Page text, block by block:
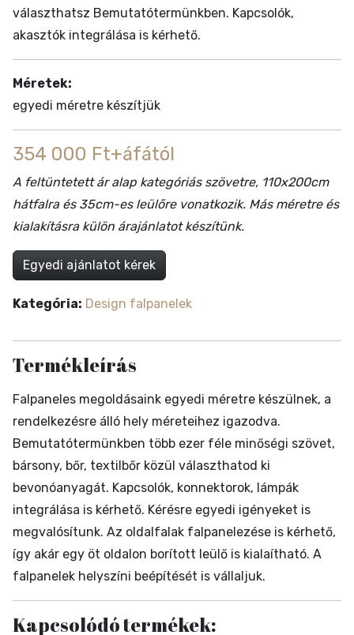
választhatsz Bemutatótermünkben. Kapcsolók,
akasztók integrálása is kérhető.
Méretek:
egyedi méretre készítjük
354 000 Ft+áfától
A feltüntetett ár alap kategóriás szövetre, 110x200cm
hátfalra és 35cm-es leülőre vonatkozik. Más méretre és
kialakításra külön árajánlatot készítünk.
Egyedi ajánlatot kérek
Kategória: Design falpanelek
Termékleírás
Falpaneles megoldásaink egyedi méretre készülnek, a
rendelkezésre álló hely méreteihez igazodva.
Bemutatótermünkben több ezer féle minőségi szövet,
bársony, bőr, textilbőr közül választhatod ki
bevonóanyagát. Kapcsolók, konnektorok, lámpák
integrálása is kérhető. Kérésre egyedi igényeket is
megvalósítunk. Az oldalfalak falpanelezése is kérhető,
így akár egy öt oldalon borított leülő is kialaítható. A
falpanelek helyszíni beépítését is vállaljuk.
Kapcsolódó termékek: